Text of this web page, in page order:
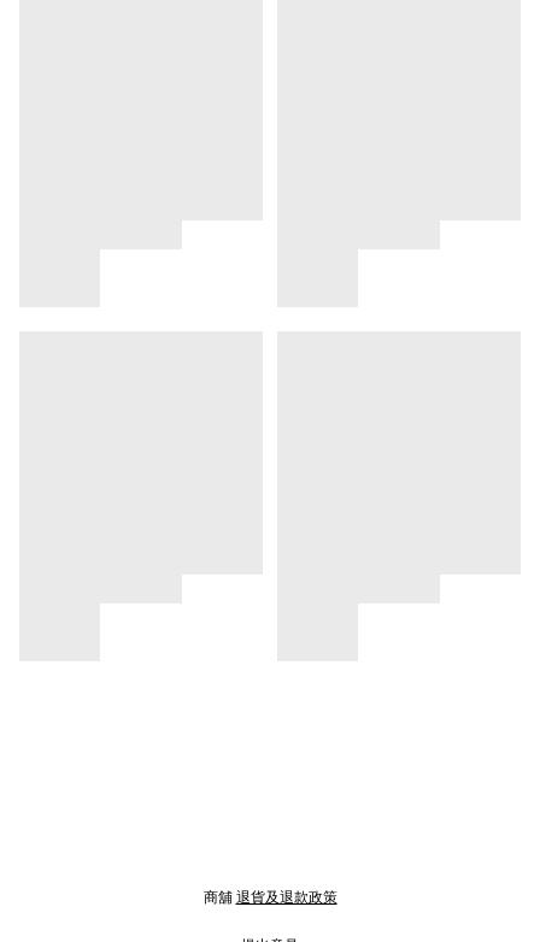
商舖 退貨及退款政策